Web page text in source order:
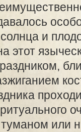
и
этот
или